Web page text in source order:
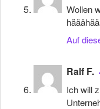
Wollen
Auf
Ralf F.
Ich will